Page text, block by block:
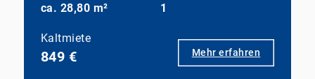
ca. 28,80 m²
1
Kaltmiete
849 € Mehr erfahren